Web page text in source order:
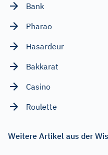
Bank
Pharao
Hasardeur
Bakkarat
Casino
Roulette
Weitere Artikel aus der